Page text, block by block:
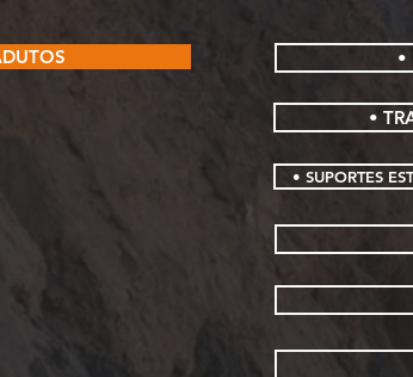
•
•
• SUPORTES